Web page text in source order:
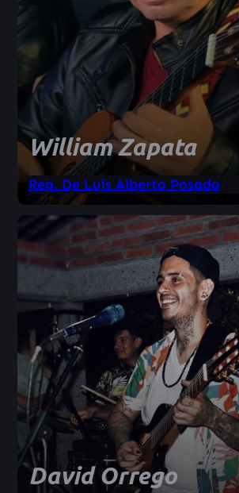
William Zapata
Req. De Luis Alberto Posada
David Orrego